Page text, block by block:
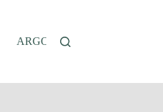
ARGOMENTI SENSIBILI